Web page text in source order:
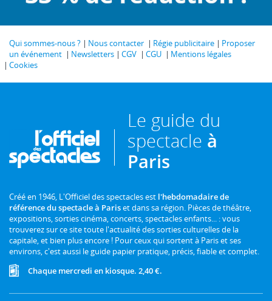
Qui sommes-nous ? Nous contacter Régie publicitaire
Proposer
un événement
Newsletters CGV CGU
Mentions légales
Cookies
Le guide du
spectacle à
Paris
Créé en 1946, L'Officiel des spectacles est l'hebdomadaire de
référence du spectacle à Pariset dans sa région. Pièces de théâtre,
expositions, sorties cinéma, concerts, spectacles enfants... : vous
trouverez sur ce site toute l'actualité des sorties culturelles de la
capitale, et bien plus encore ! Pour ceux qui sortent à Paris et ses
environs, c'est aussi le guide papier pratique, précis, fiable et complet.
Chaque mercredi en kiosque. 2,40 €.